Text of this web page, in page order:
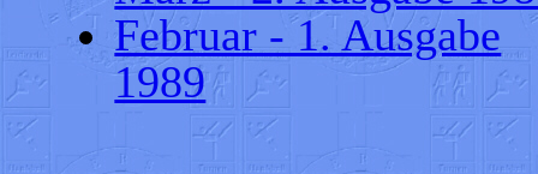
Februar - 1. Ausgabe
1989